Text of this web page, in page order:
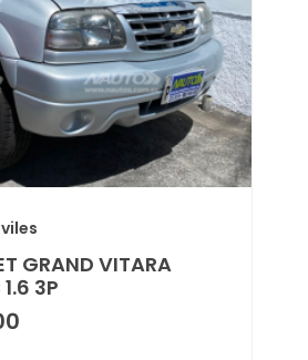
GRAND VITARA
3P